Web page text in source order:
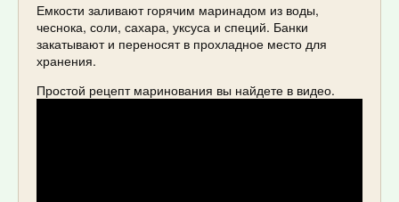
Емкости заливают горячим маринадом из воды,
чеснока, соли, сахара, уксуса и специй. Банки
закатывают и переносят в прохладное место для
хранения.
Простой рецепт маринования вы найдете в видео.